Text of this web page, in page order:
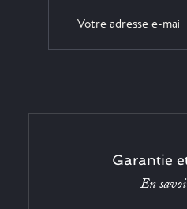
Garantie
En